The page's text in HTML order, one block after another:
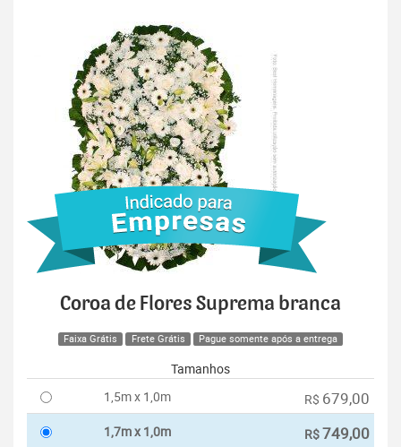
Coroa de Flores Suprema branca
Faixa Grátis Frete Grátis Pague somente após a entrega
Tamanhos
1,5m x 1,0m
R$ 679,00
1,7m x 1,0m R$749,00